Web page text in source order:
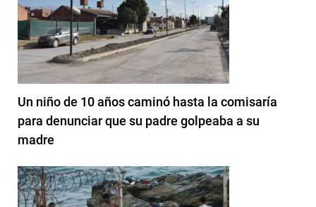
Un niño de 10 años caminó hasta la comisaría
para denunciar que su padre golpeaba a su
madre